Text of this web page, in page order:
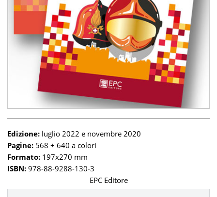
Edizione: luglio 2022 e novembre 2020
Pagine: 568 + 640 a colori
Formato: 197x270 mm
ISBN: 978-88-9288-130-3
EPC Editore